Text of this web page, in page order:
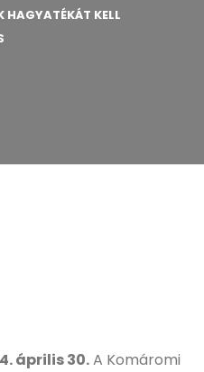
KELL
április 30.A Komáromi